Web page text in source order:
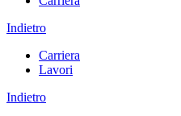
Indietro
Carriera
Lavori
Indietro